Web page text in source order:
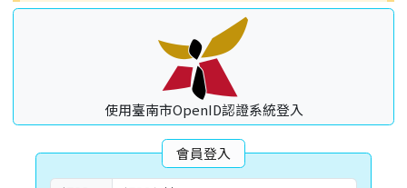
使用臺南市OpenID認證系統登入
會員登入